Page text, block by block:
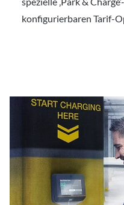
konfigurierbaren Tarif-